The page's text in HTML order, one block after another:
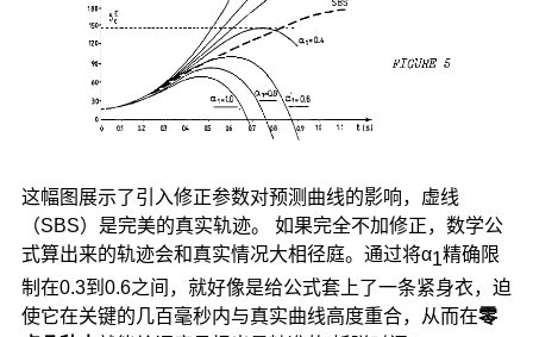
这幅图展示了引入修正参数对预测曲线的影响，虚线
（SBS）是完美的真实轨迹。 如果完全不加修正，数学公
式算出来的轨迹会和真实情况大相径庭。通过将α1精确限
制在0.3到0.6之间，就好像是给公式套上了一条紧身衣，迫
使它在关键的几百毫秒内与真实曲线高度重合，从而在零